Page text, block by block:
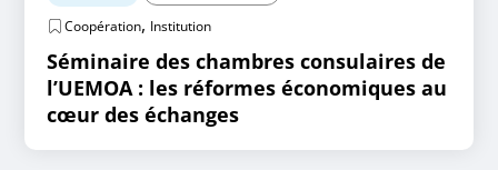
Coopération, Institution
Séminaire des chambres consulaires de
l’UEMOA : les réformes économiques au
cœur des échanges